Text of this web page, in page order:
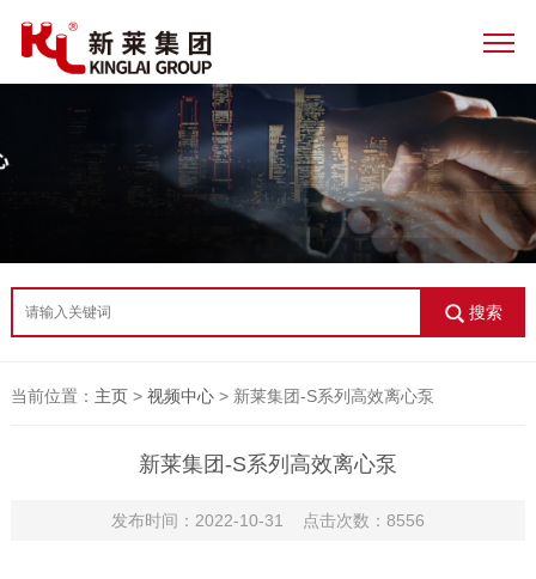
搜索
当前位置： 主页> 视频中心> 新莱集团-S系列高效离心泵
新莱集团-S系列高效离心泵
发布时间：2022-10-31 点击次数：8556